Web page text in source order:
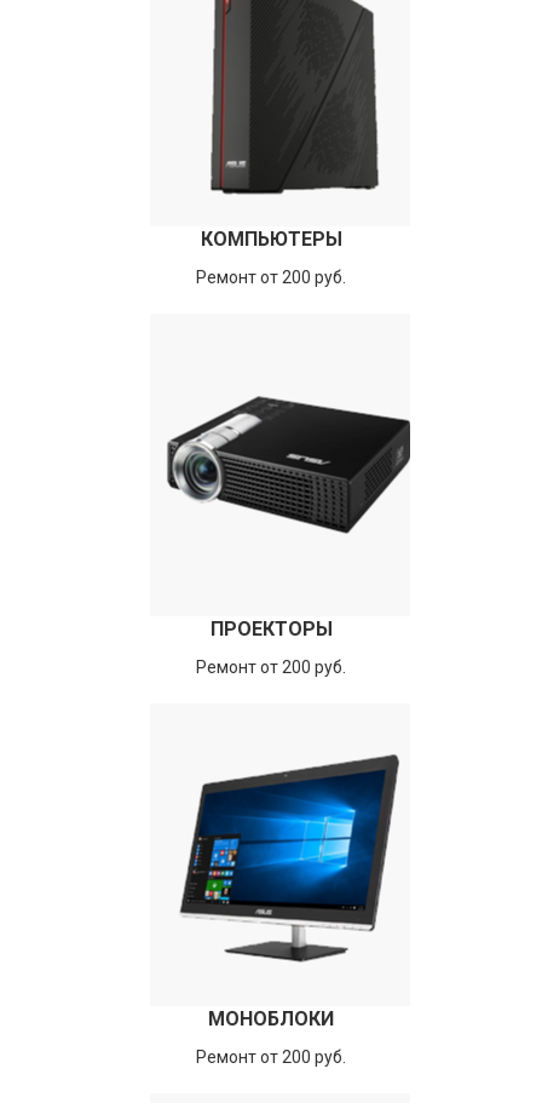
КОМПЬЮТЕРЫ
Ремонт от 200 руб.
ПРОЕКТОРЫ
Ремонт от 200 руб.
МОНОБЛОКИ
Ремонт от 200 руб.